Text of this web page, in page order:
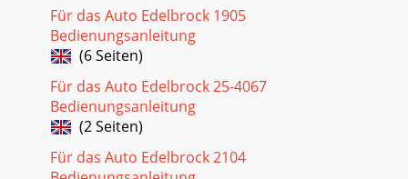
Für das Auto Edelbrock 1905
Bedienungsanleitung
(6 Seiten)
Für das Auto Edelbrock 25-4067
Bedienungsanleitung
(2 Seiten)
Für das Auto Edelbrock 2104